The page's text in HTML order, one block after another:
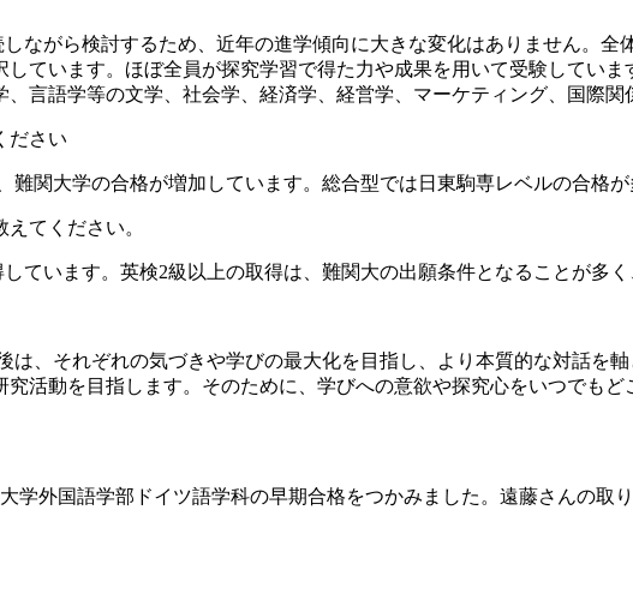
ながら検討するため、近年の進学傾向に大きな変化はありません。全
ています。ほぼ全員が探究学習で得た力や成果を用いて受験していま
言語学等の文学、社会学、経済学、経営学、マーケティング、国際関
ださい
関大学の合格が増加しています。総合型では日東駒専レベルの合格が
てください。
ています。英検2級以上の取得は、難関大の出願条件となることが多く
、それぞれの気づきや学びの最大化を目指し、より本質的な対話を
活動を目指します。そのために、学びへの意欲や探究心をいつでも
外国語学部ドイツ語学科の早期合格をつかみました。遠藤さんの取